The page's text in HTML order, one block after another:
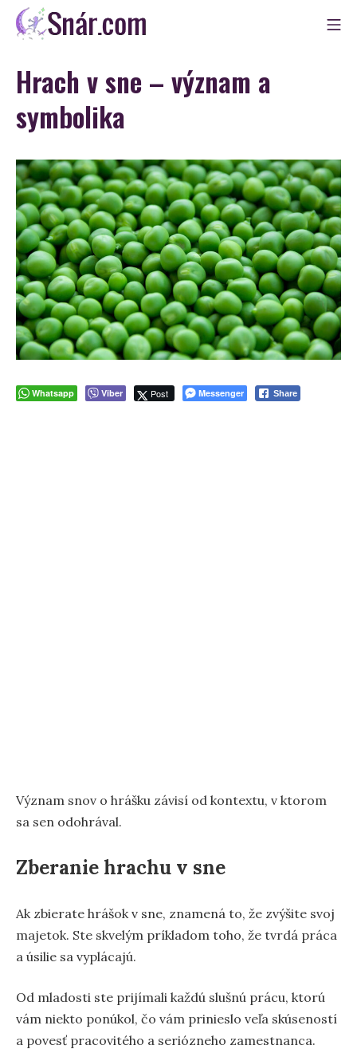
Skip
Snár
Hrach v sne – význam a
symbolika
Whatsapp Viber Post Messenger Share
Význam snov o hrášku závisí od kontextu, v ktorom
sa sen odohrával.
Zberanie hrachu v sne
Ak zbierate hrášok v sne, znamená to, že zvýšite svoj
majetok. Ste skvelým príkladom toho, že tvrdá práca
a úsilie sa vyplácajú.
Od mladosti ste prijímali každú slušnú prácu, ktorú
vám niekto ponúkol, čo vám prinieslo veľa skúseností
a povesť pracovitého a seriózneho zamestnanca.